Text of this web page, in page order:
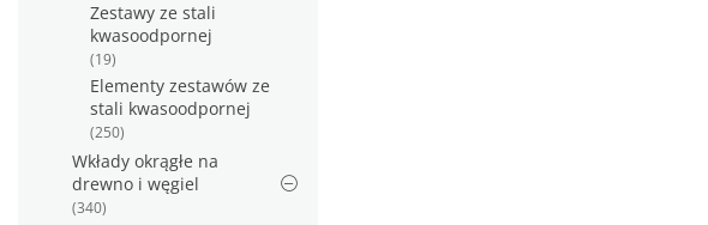
Zestawy ze stali
kwasoodpornej
(19)
Elementy zestawów ze
stali kwasoodpornej
(250)
Wkłady okrągłe na
drewno i węgiel
(340)